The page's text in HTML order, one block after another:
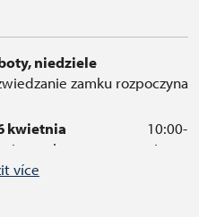
niedziele
zamku rozpoczyna
kwietnia 10:00-
zamku rozpoczyna się
více